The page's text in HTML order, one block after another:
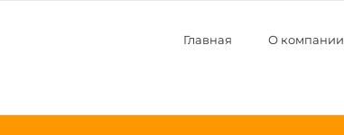
Главная О компании